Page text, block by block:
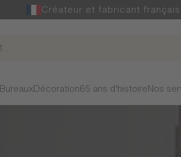
Créateur et fabricant
Bureaux Décoration65 ans d'histoire Nos